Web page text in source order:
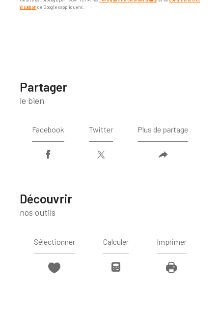
ilisationde Google s'appliquent.
partager
le bien
Facebook Twitter Plus de partage
découvrir
nos outils
Sélectionner Calculer Imprimer